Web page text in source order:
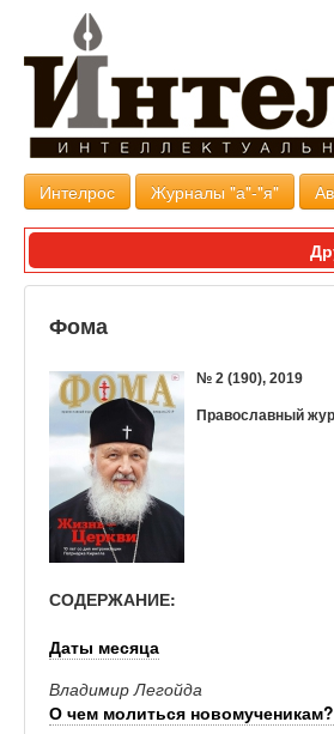
Интелрос Журналы "а"-"я"
Фома
№ 2 (190), 2019
Православный
СОДЕРЖАНИЕ:
Даты месяца
Владимир Легойда
О чем молиться новомученикам?